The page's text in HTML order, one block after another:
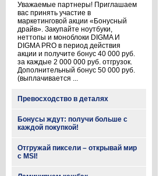
Уважаемые партнеры! Приглашаем
вас принять участие в
маркетинговой акции «Бонусный
драйв». Закупайте ноутбуки,
неттопы и моноблоки DIGMA И
DIGMA PRO в период действия
акции и получите бонус 40 000 руб.
за каждые 2 000 000 руб. отгрузок.
Дополнительный бонус 50 000 руб.
(выплачивается ...
Превосходство в деталях
Бонусы ждут: получи больше с
каждой покупкой!
Отгружай пиксели – открывай мир
с MSI!